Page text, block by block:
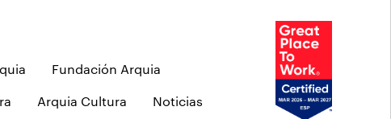
Fundación Arquia
Arquia Cultura Noticias